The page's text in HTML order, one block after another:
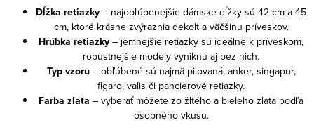
Dĺžka retiazky – najobľúbenejšie dámske dĺžky sú 42 cm a 45
cm, ktoré krásne zvýraznia dekolt a väčšinu príveskov.
Hrúbka retiazky – jemnejšie retiazky sú ideálne k príveskom,
robustnejšie modely vyniknú aj bez nich.
Typ vzoru– obľúbené sú najmä pilovaná, anker, singapur,
figaro, valis či pancierové retiazky.
Farba zlata – vyberať môžete zo žltého a bieleho zlata podľa
osobného vkusu.